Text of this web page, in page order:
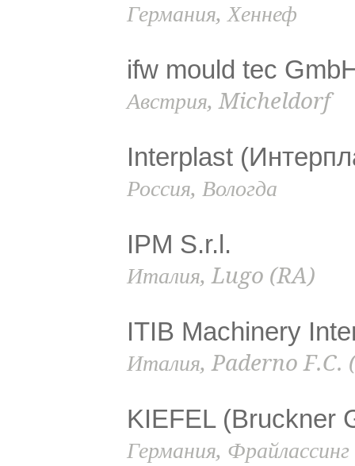
Германия, Хеннеф
ifw mould tec
Австрия, Micheldorf
Interplast
Россия, Вологда
IPM S.r.l.
Италия, Lugo (RA)
ITIB Machinery
Италия, Paderno F.C.
KIEFEL (Bruckner
Германия, Фрайлассинг